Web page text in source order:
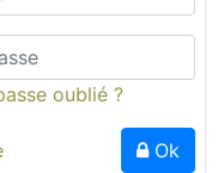
oublié ?
Ok